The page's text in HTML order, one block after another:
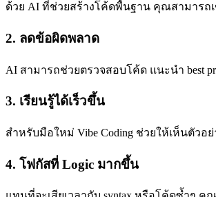
ด้วย AI ที่ช่วยสร้างโค้ดพื้นฐาน คุณสามารถเ
2. ลดข้อผิดพลาด
AI สามารถช่วยตรวจสอบโค้ด แนะนำ best
3. เรียนรู้ได้เร็วขึ้น
สำหรับมือใหม่ Vibe Coding ช่วยให้เห็นตัวอ
4. โฟกัสที่ Logic มากขึ้น